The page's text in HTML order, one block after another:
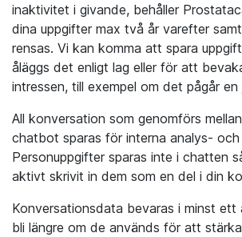
inaktivitet i givande, behåller
dina uppgifter max två år varefter
rensas. Vi kan komma att spara
åläggs det enligt lag eller för att
intressen, till exempel om det pågår en
All konversation som genomförs
chatbot sparas för interna analys-
Personuppgifter sparas inte i chatten
aktivt skrivit in dem som en del i din
Konversationsdata bevaras i minst ett
bli längre om de används för att